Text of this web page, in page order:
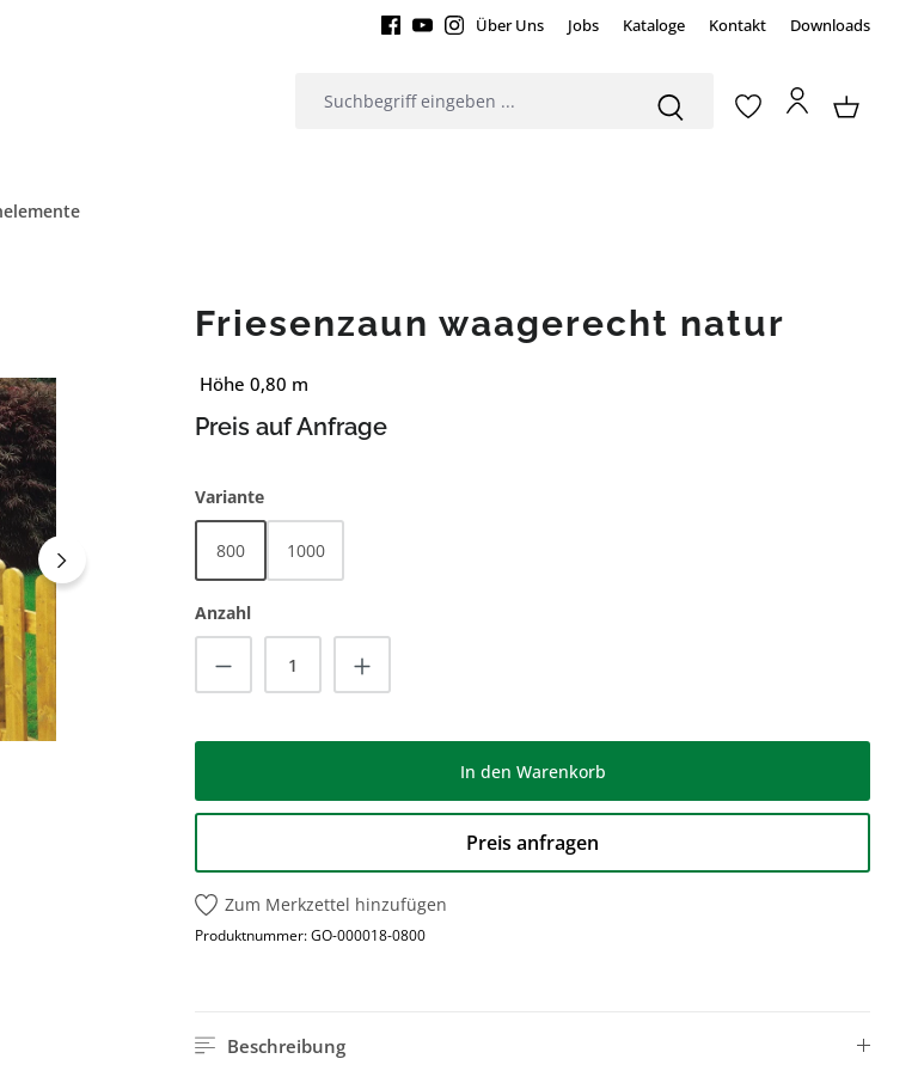
Über Uns Jobs Kataloge Kontakt Downloads
Friesenzaun waagerecht natur
Höhe 0,80 m
Preis auf Anfrage
Varianteauswählen
800 1000
Anzahl
Produkt Anzahl: Gib den gewünschten Wert ein
In den Warenkorb
Preis anfragen
Zum Merkzettel hinzufügen
Produktnummer:GO-000018-0800
Beschreibung